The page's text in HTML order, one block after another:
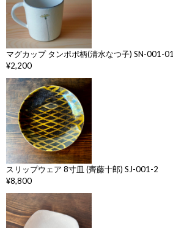
マグカップ タンポポ柄(清水なつ子) SN-001-01
¥2,200
スリップウェア 8寸皿 (齊藤十郎) SJ-001-2
¥8,800